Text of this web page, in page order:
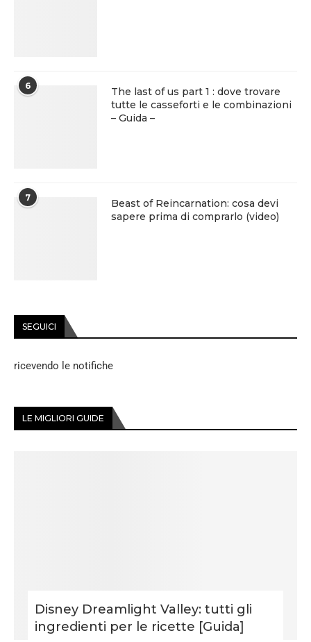
6
The last of us part 1 : dove trovare
tutte le casseforti e le combinazioni
– Guida –
7
Beast of Reincarnation: cosa devi
sapere prima di comprarlo (video)
SEGUICI
ricevendo le notifiche
LE MIGLIORI GUIDE
Disney Dreamlight Valley: tutti gli
ingredienti per le ricette [Guida]